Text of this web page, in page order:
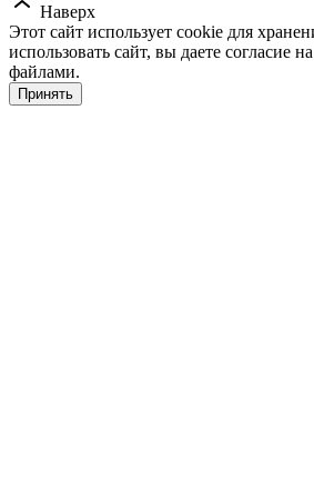
Наверх
Этот сайт использует cookie для
использовать сайт, вы даете согласие
файлами.
Принять